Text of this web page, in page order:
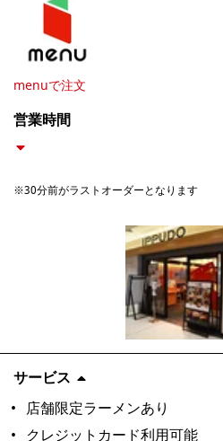
menuで注文
営業時間
※30分前がラストオーダーとなります
サービス
店舗限定ラーメンあり
クレジットカード利用可能